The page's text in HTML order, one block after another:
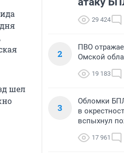
шел
29 424
2
ПВО
Омской
19 183
3
Обломки
в
вспыхнул
17 961